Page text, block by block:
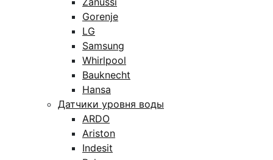
Gorenje
LG
Samsung
Whirlpool
Bauknecht
Hansa
Датчики уровня воды
ARDO
Ariston
Indesit